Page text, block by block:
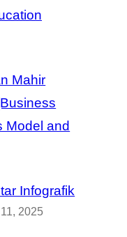
Mahir
Model and
Infografik
2025